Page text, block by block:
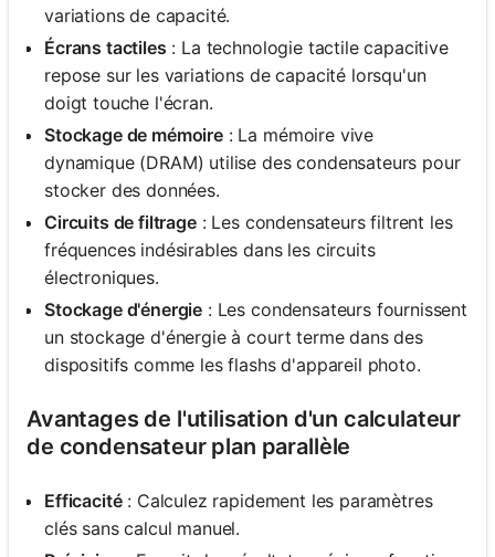
variations de capacité.
Écrans tactiles : La technologie tactile capacitive
repose sur les variations de capacité lorsqu'un
doigt touche l'écran.
Stockage de mémoire: La mémoire vive
dynamique (DRAM) utilise des condensateurs pour
stocker des données.
Circuits de filtrage: Les condensateurs filtrent les
fréquences indésirables dans les circuits
électroniques.
Stockage d'énergie : Les condensateurs fournissent
un stockage d'énergie à court terme dans des
dispositifs comme les flashs d'appareil photo.
Avantages de l'utilisation d'un calculateur
de condensateur plan parallèle
Efficacité: Calculez rapidement les paramètres
clés sans calcul manuel.